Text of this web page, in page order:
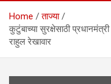
Home
ताज्या
कुटुंबाच्या सुरक्षेसाठी प्रधानमंत्री
राहुल रेखावार